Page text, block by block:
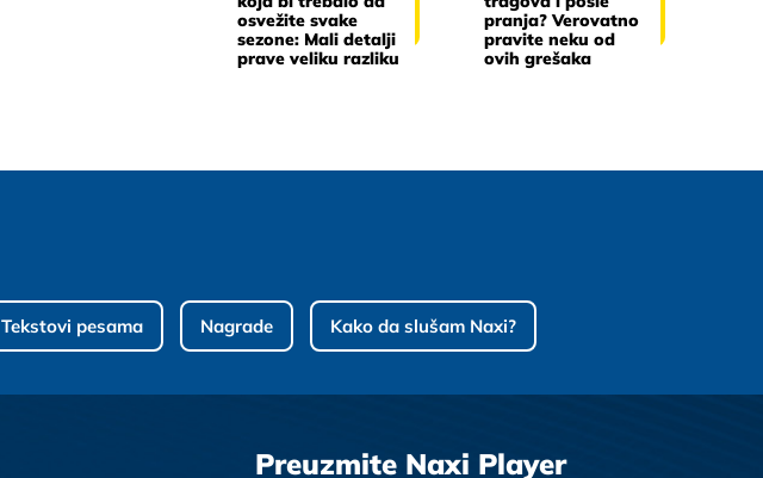
osvežite svake
sezone: Mali detalji
prave veliku razliku
pranja? Verovatno
pravite neku od
ovih grešaka
Tekstovi pesama Nagrade Kako da slušam Naxi?
Preuzmite Naxi Player